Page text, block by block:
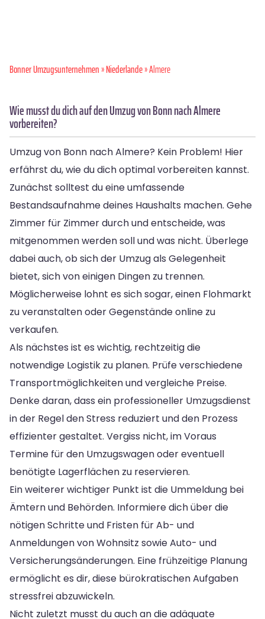
Bonner Umzugsunternehmen»Niederlande» Almere
Wie musst du dich auf den Umzug von Bonn nach Almere
vorbereiten?
Umzug von Bonn nach Almere? Kein Problem! Hier
erfährst du, wie du dich optimal vorbereiten kannst.
Zunächst solltest du eine umfassende
Bestandsaufnahme deines Haushalts machen. Gehe
Zimmer für Zimmer durch und entscheide, was
mitgenommen werden soll und was nicht. Überlege
dabei auch, ob sich der Umzug als Gelegenheit
bietet, sich von einigen Dingen zu trennen.
Möglicherweise lohnt es sich sogar, einen Flohmarkt
zu veranstalten oder Gegenstände online zu
verkaufen.
Als nächstes ist es wichtig, rechtzeitig die
notwendige Logistik zu planen. Prüfe verschiedene
Transportmöglichkeiten und vergleiche Preise.
Denke daran, dass ein professioneller Umzugsdienst
in der Regel den Stress reduziert und den Prozess
effizienter gestaltet. Vergiss nicht, im Voraus
Termine für den Umzugswagen oder eventuell
benötigte Lagerflächen zu reservieren.
Ein weiterer wichtiger Punkt ist die Ummeldung bei
Ämtern und Behörden. Informiere dich über die
nötigen Schritte und Fristen für Ab- und
Anmeldungen von Wohnsitz sowie Auto- und
Versicherungsänderungen. Eine frühzeitige Planung
ermöglicht es dir, diese bürokratischen Aufgaben
stressfrei abzuwickeln.
Nicht zuletzt musst du auch an die adäquate